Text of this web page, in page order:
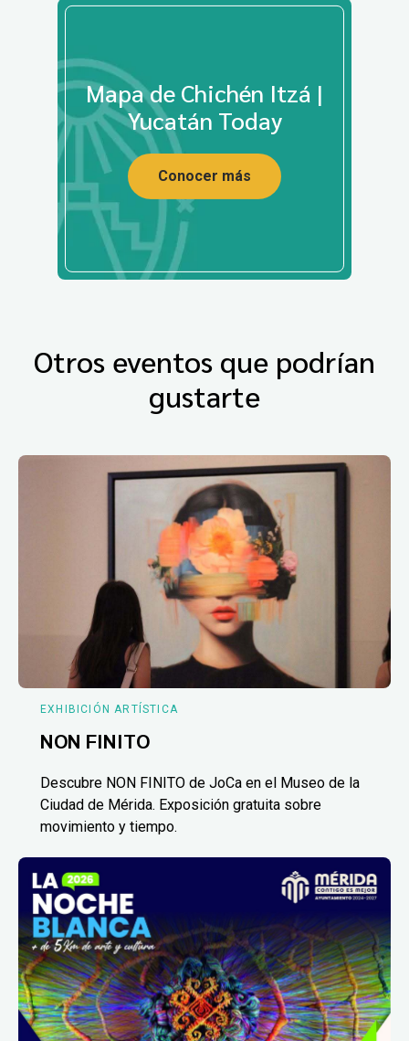
Mapa de Chichén Itzá |
Yucatán Today
Conocer más
Otros eventos que podrían
gustarte
EXHIBICIÓN ARTÍSTICA
NON FINITO
Descubre NON FINITO de JoCa en el Museo de la
Ciudad de Mérida. Exposición gratuita sobre
movimiento y tiempo.